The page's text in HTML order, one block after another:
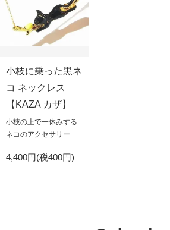
小枝に乗った黒ネ
コ ネックレス
【KAZA カザ】
小枝の上で一休みする
ネコのアクセサリー
4,400円(税400円)